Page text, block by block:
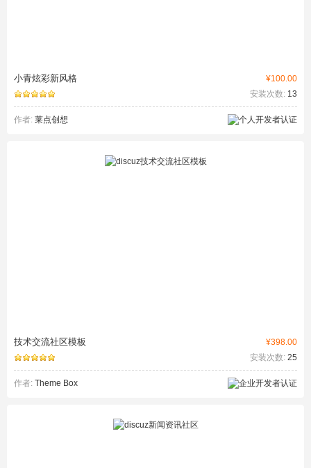
¥100.00
小青炫彩新风格
安装次数: 13
作者: 莱点创想
¥398.00
技术交流社区模板
安装次数: 25
作者: Theme Box